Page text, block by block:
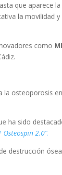
que aparece
la movilidad y
como
la osteoporosis
ha sido
2.0”.
destrucción